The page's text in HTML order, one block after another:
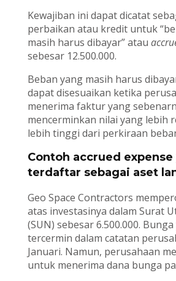
Kewajiban ini dapat dicatat
perbaikan atau kredit untuk
masih harus dibayar” atau
sebesar 12.500.000.
Beban yang masih harus
dapat disesuaikan ketika
menerima faktur yang
mencerminkan nilai yang lebih
lebih tinggi dari perkiraan
Contoh accrued expense
terdaftar sebagai aset
Geo Space Contractors
atas investasinya dalam Surat
(SUN) sebesar 6.500.000.
tercermin dalam catatan
Januari. Namun, perusahaan
untuk menerima dana bunga